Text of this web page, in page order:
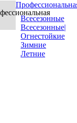
Всесезонные
Всесезонные|
Огнестойкие
Зимние
Летние